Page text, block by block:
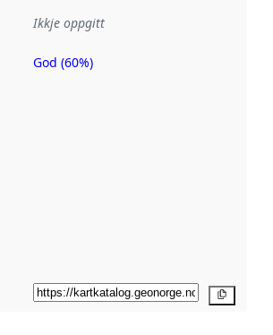
Ikkje oppgitt
Metadatakvalitet
God (60%)